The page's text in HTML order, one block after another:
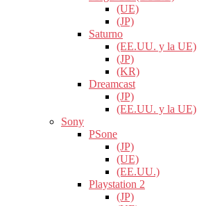
(UE)
(JP)
Saturno
(EE.UU. y la UE)
(JP)
(KR)
Dreamcast
(JP)
(EE.UU. y la UE)
Sony
PSone
(JP)
(UE)
(EE.UU.)
Playstation 2
(JP)